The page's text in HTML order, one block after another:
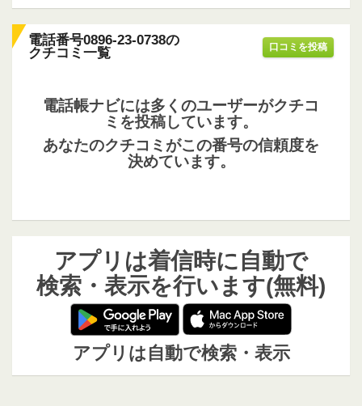
電話番号0896-23-0738の
クチコミ一覧
口コミを投稿
電話帳ナビには多くのユーザーがクチコ
ミを投稿しています。
あなたのクチコミがこの番号の信頼度を
決めています。
アプリは着信時に自動で
検索・表示を行います(無料)
アプリは自動で検索・表示